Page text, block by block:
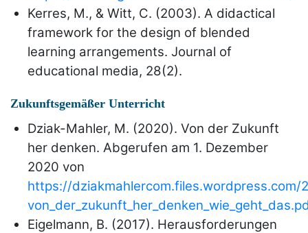
Kerres, M., & Witt, C. (2003). A didactical
framework for the design of blended
learning arrangements. Journal of
educational media, 28(2).
Zukunftsgemäßer Unterricht
Dziak-Mahler, M. (2020). Von der Zukunft
her denken. Abgerufen am 1. Dezember
2020 von
https://
Eigelmann, B. (2017). Herausforderungen